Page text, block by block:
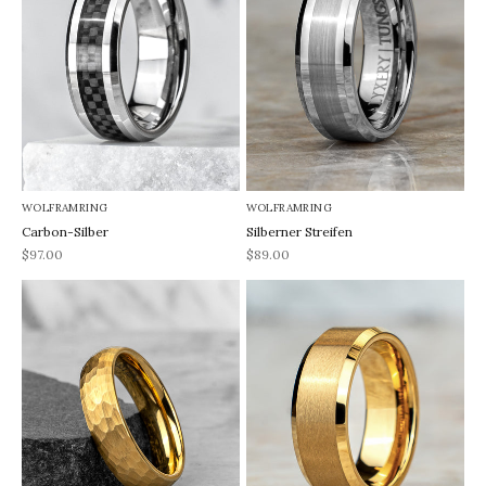
WOLFRAMRING
Carbon-Silber
REA-pris
$97.00
WOLFRAMRING
Silberner Streifen
REA-pris
$89.00